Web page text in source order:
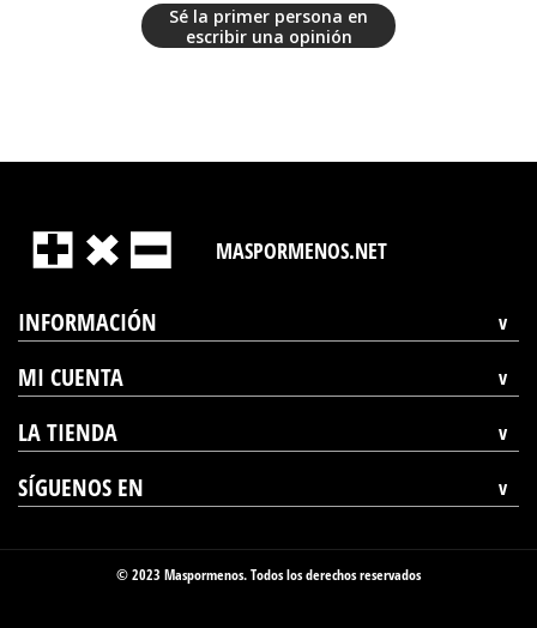
Sé la primer persona en
escribir una opinión
MASPORMENOS.NET
INFORMACIÓN
MI CUENTA
LA TIENDA
SÍGUENOS EN
© 2023 Maspormenos. Todos los derechos reservados